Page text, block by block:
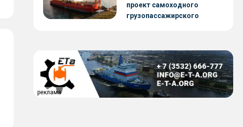
проект самоходного
грузопассажирского
реклама